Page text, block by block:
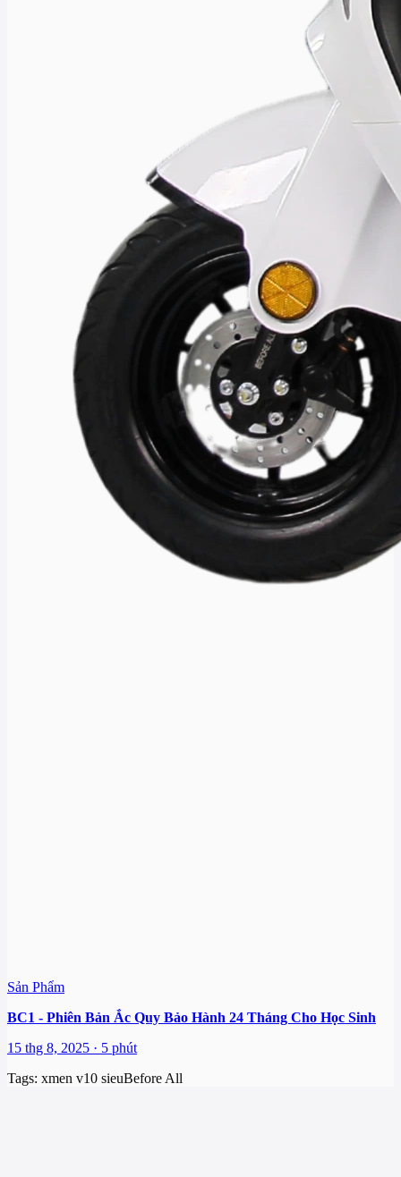
Sản Phẩm
BC1 - Phiên Bản Ắc Quy Bảo Hành 24 Tháng Cho Học Sinh
15 thg 8, 2025 · 5 phút
Tags: xmen v10 sieuBefore All